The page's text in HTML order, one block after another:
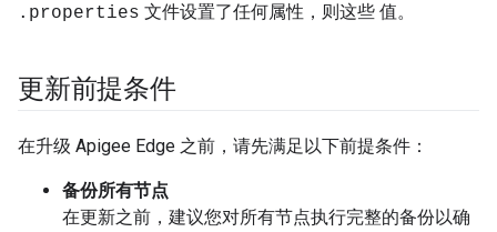
.properties 文件设置了任何属性，则这些 值。
更新前提条件
在升级 Apigee Edge 之前，请先满足以下前提条件：
备份所有节点
在更新之前，建议您对所有节点执行完整的备份以确